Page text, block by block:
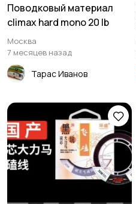
Поводковый материал
climax hard mono 20 lb
Москва
7 месяцев назад
Тарас Иванов